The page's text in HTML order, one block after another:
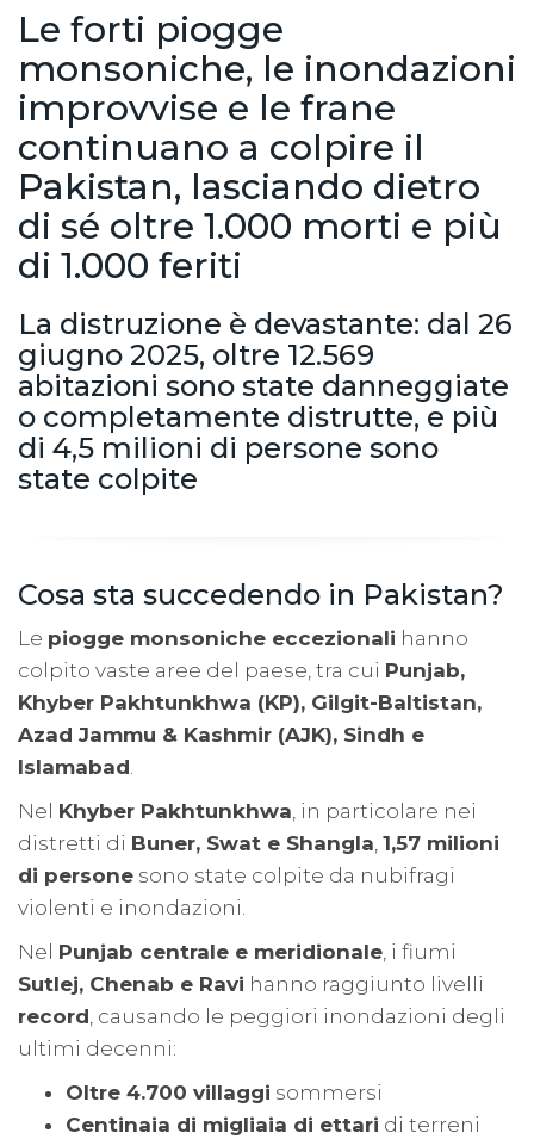
Le forti piogge
monsoniche, le inondazioni
improvvise e le frane
continuano a colpire il
Pakistan, lasciando dietro
di sé oltre 1.000 morti e più
di 1.000 feriti
La distruzione è devastante: dal 26
giugno 2025, oltre 12.569
abitazioni sono state danneggiate
o completamente distrutte, e più
di 4,5 milioni di persone sono
state colpite
Cosa sta succedendo in Pakistan?
Le piogge monsoniche eccezionali hanno
colpito vaste aree del paese, tra cui Punjab,
Khyber Pakhtunkhwa (KP), Gilgit-Baltistan,
Azad Jammu & Kashmir (AJK), Sindh e
Islamabad
Nel Khyber Pakhtunkhwa , in particolare nei
distretti di Buner, Swat e Shangla 1,57 milioni
di persone sono state colpite da nubifragi
violenti e inondazioni.
Nel Punjab centrale e meridionale , i fiumi
Sutlej, Chenab e Ravi hanno raggiunto livelli
record , causando le peggiori inondazioni degli
ultimi decenni:
Oltre 4.700 villaggi sommersi
Centinaia di migliaia di ettari di terreni